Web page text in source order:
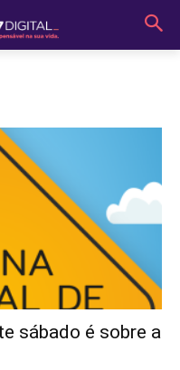
sábado é sobre a